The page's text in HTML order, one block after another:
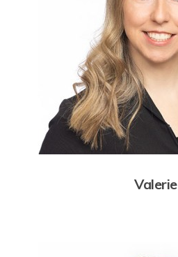
Valerie